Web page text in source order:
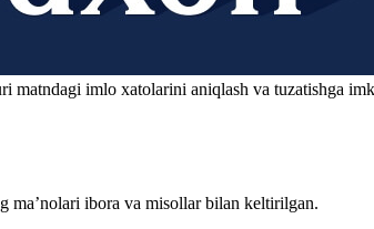
matndagi imlo xatolarini aniqlash va tuzatishga
ma’nolari ibora va misollar bilan keltirilgan.